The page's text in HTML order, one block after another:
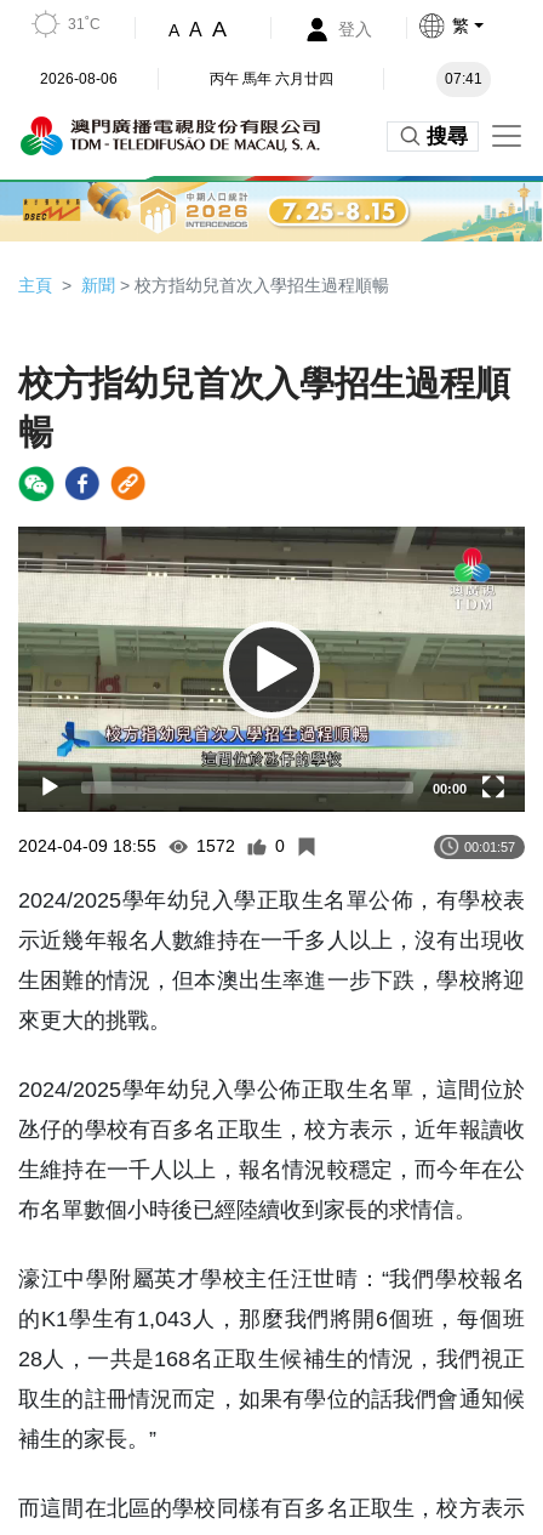
31˚C A A A 登入 繁
2026-08-06 丙午 馬年 六月廿四 07:41
搜尋
主頁 新聞 > 校方指幼兒首次入學招生過程順暢
校方指幼兒首次入學招生過程順
暢
Video
Player
00:00
2024-04-09 18:55 1572 0 00:01:57
2024/2025學年幼兒入學正取生名單公佈，有學校表
示近幾年報名人數維持在一千多人以上，沒有出現收
生困難的情況，但本澳出生率進一步下跌，學校將迎
來更大的挑戰。
2024/2025學年幼兒入學公佈正取生名單，這間位於
氹仔的學校有百多名正取生，校方表示，近年報讀收
生維持在一千人以上，報名情況較穩定，而今年在公
布名單數個小時後已經陸續收到家長的求情信。
濠江中學附屬英才學校主任汪世晴：“我們學校報名
的K1學生有1,043人，那麼我們將開6個班，每個班
28人，一共是168名正取生候補生的情況，我們視正
取生的註冊情況而定，如果有學位的話我們會通知候
補生的家長。”
而這間在北區的學校同樣有百多名正取生，校方表示